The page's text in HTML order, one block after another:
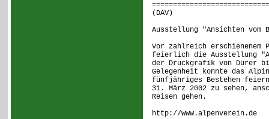
(DAV) [
Ausstellung "Ansichten vom
Vor zahlreich erschienenem
feierlich die Ausstellung
der Druckgrafik von Dürer
Gelegenheit konnte das
fünfjähriges Bestehen
31. März 2002 zu sehen,
Reisen gehen.
http://www.alpenverein.de